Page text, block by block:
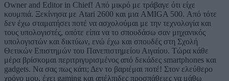
Owner and Editor in Chief! Από μικρό με τράβαγε ότι είχε
κουμπιά. Ξεκίνησα με Atari 2600 και μια AMIGA 500. Από τότε
δεν έχω σταματήσει ποτέ να ασχολούμαι με την τεχνολογία και
τους υπολογιστές, οπότε είπα να το σπουδάσω σαν μηχανικός
υπολογιστών και δικτύων, ενώ έχω και σπουδές στη Σχολή
Θετικών Επιστημών του Πανεπιστημείου Αιγαίου. Τώρα κάθε
μέρα βρίσκομαι περιτριγυρισμένος από δεκάδες smartphones και
gadgets. Να σας πως κάτι; Δεν το βαριέμαι ποτέ! Στον ελεύθερο
χρόνο μου, έχει gaming και απέλπιδες προσπάθειες να μάθω